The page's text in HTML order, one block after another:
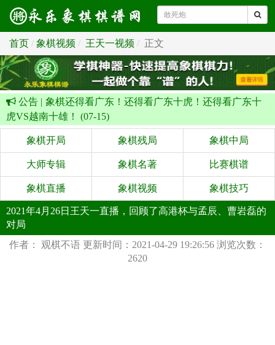
首页 象棋视频 王天一视频 正文
公告 | 象棋还得看广东！还得看广东十虎！还得看广东十
虎VS越南十雄！ (07-15)
象棋开局 象棋残局 象棋中局
大师专辑 象棋名著 比赛棋谱
象棋直播 象棋视频 象棋技巧
2021年4月26日王天一直播，回顾了高港杯与孟辰、曹岩磊的
对局
作者： 观棋不语 更新时间：2021-04-29 19:26:56 浏览次数：
2620